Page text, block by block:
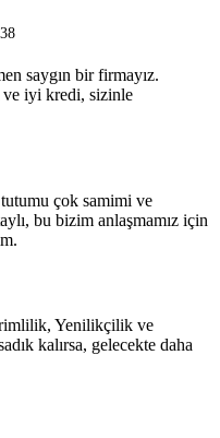
saygın bir firmayız.
iyi kredi, sizinle
çok samimi ve
bu bizim anlaşmamız için
Yenilikçilik ve
kalırsa, gelecekte daha